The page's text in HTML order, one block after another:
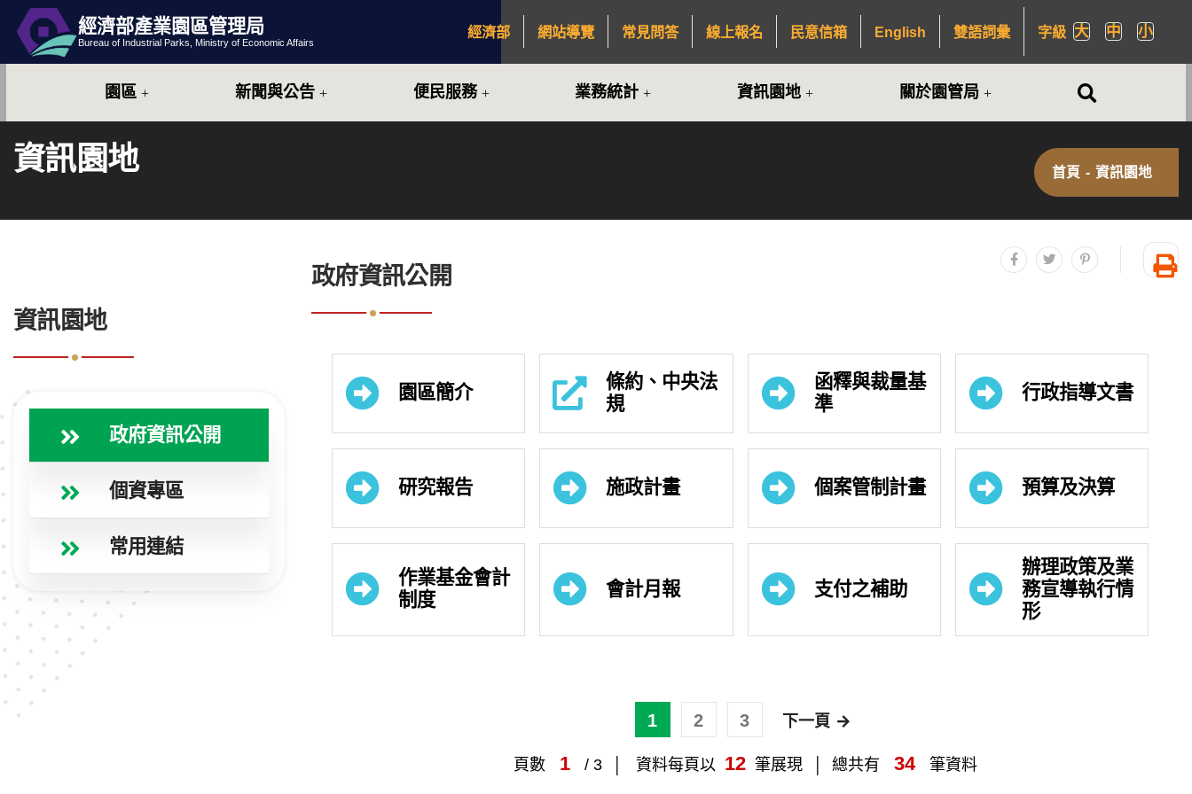
跳到主要內容
網站導覽
經濟部產業園區管理局
Bureau of Industrial Parks, Ministry of Economic Affairs
經濟部 網站導覽 常見問答 線上報名 民意信箱 English 雙語詞彙 字級 大 中 小
園區 新聞與公告 便民服務 業務統計 資訊園地 關於園管局
資訊園地 首頁 - 資訊園地
資訊園地
政府資訊公開
個資專區
常用連結
政府資訊公開
分享至facebook
分享至twitter分享至plurk
友
園區簡介
條約、中央法
規
函釋與裁量基
準
行政指導文書
研究報告 施政計畫 個案管制計畫 預算及決算
作業基金會計
制度
會計月報 支付之補助
辦理政策及業
務宣導執行情
形
1 2 3 下一頁
頁數 1 / 3 資料每頁以 12 筆展現 總共有 34 筆資料